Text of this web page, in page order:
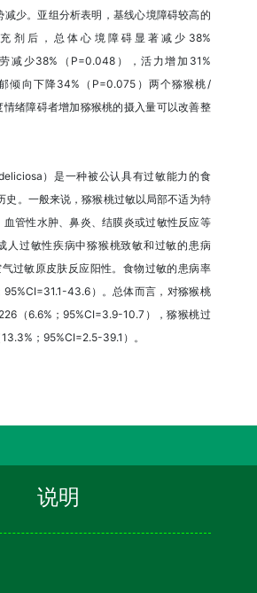
减少。亚组分析表明，基线心境障碍较高的
剂后，总体心境障碍显著减少38%
减少38%（P=0.048），活力增加31%
倾向下降34%（P=0.075）两个猕猴桃/
情绪障碍者增加猕猴桃的摄入量可以改善整
）是一种被公认具有过敏能力的食
史。一般来说，猕猴桃过敏以局部不适为特
管性水肿、鼻炎、结膜炎或过敏性反应等
人过敏性疾病中猕猴桃致敏和过敏的患病
过敏原皮肤反应阳性。食物过敏的患病率
95%CI=31.1-43.6）。总体而言，对猕猴桃
（6.6%；95%CI=3.9-10.7），猕猴桃过
；95%CI=2.5-39.1）。
说明